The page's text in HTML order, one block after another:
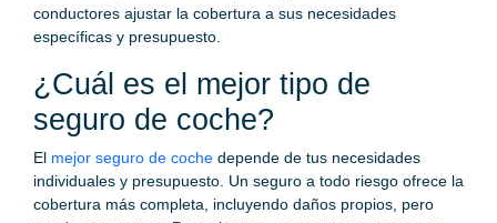
conductores ajustar la cobertura a sus necesidades
específicas y presupuesto.
¿Cuál es el mejor tipo de
seguro de coche?
El mejor seguro de coche depende de tus necesidades
individuales y presupuesto. Un seguro a todo riesgo ofrece la
cobertura más completa, incluyendo daños propios, pero